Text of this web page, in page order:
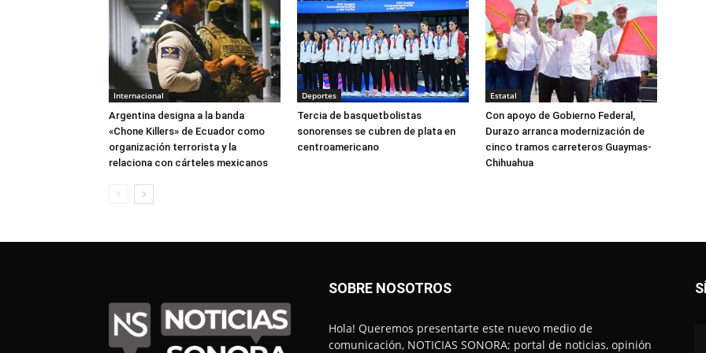
Internacional
Argentina designa a la banda
«Chone Killers» de Ecuador como
organización terrorista y la
relaciona con cárteles mexicanos
Deportes
Tercia de basquetbolistas
sonorenses se cubren de plata en
centroamericano
Estatal
Con apoyo de Gobierno Federal,
Durazo arranca modernización de
cinco tramos carreteros Guaymas-
Chihuahua
SOBRE NOSOTROS
Hola! Queremos presentarte este nuevo medio de
comunicación, NOTICIAS SONORA; portal de noticias, opinión